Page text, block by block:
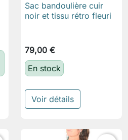
Sac bandoulière cuir
noir et tissu rétro fleuri
79,00 €
En stock
Voir détails